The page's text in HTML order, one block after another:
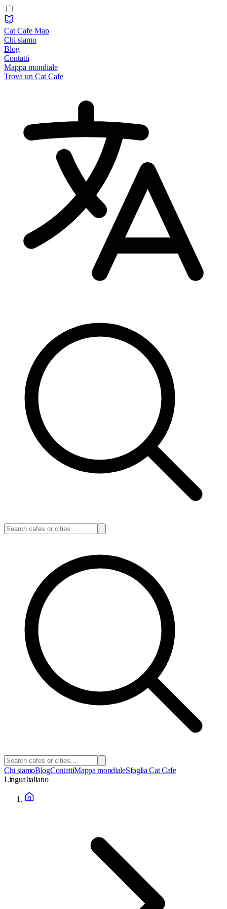
Cat Cafe Map
Chi siamo
Blog
Contatti
Mappa mondiale
Trova un Cat Cafe
Chi siamoBlogContattiMappa mondialeSfoglia Cat Cafe
LinguaItaliano